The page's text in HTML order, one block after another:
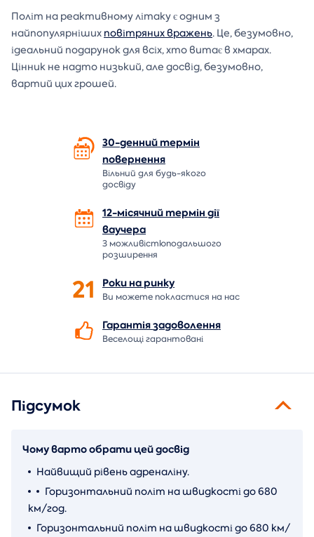
Політ на реактивному літаку є одним з
найпопулярніших повітряних вражень. Це, безумовно,
ідеальний подарунок для всіх, хто витає в хмарах.
Цінник не надто низький, але досвід, безумовно,
вартий цих грошей.
30-денний термін
повернення
Вільний для будь-якого
досвіду
12-місячний термін дії
ваучера
З можливістюподальшого
розширення
21 Роки наринку
Ви можете покластися на нас
Гарантіязадоволення
Веселощі гарантовані
Підсумок
Чому варто обрати цей досвід
Найвищий рівень адреналіну.
Горизонтальний політ на швидкості до 680
км/год.
Горизонтальний політ на швидкості до 680 км/